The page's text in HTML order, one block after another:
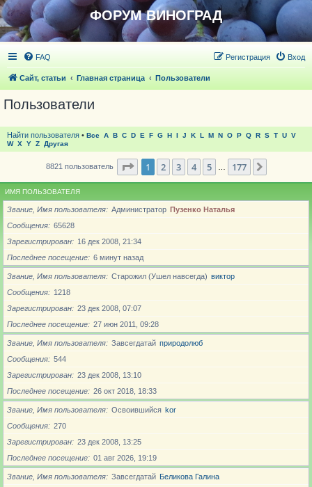
ФОРУМ ВИНОГРАД
FAQ Вход
Регистрация
Сайт, статьи Главная страница Пользователи
Пользователи
Найти пользователя • Все A B C D E F G H I J K L M N O P Q R S T U V
W X Y Z Другая
8821 пользователь Страница из 177
1 2 3 4 5 177
ИМЯ ПОЛЬЗОВАТЕЛЯ
Звание, Имя пользователя Администратор Пузенко Наталья
Сообщения
65628
Зарегистрирован
16 дек 2008, 21:34
Последнее посещение
6 минут назад
Звание, Имя пользователя Старожил (Ушел навсегда) виктор
Сообщения
1218
Зарегистрирован
23 дек 2008, 07:07
Последнее посещение
27 июн 2011, 09:28
Звание, Имя пользователя Завсегдатай природолюб
Сообщения
544
Зарегистрирован
23 дек 2008, 13:10
Последнее посещение
26 окт 2018, 18:33
Звание, Имя пользователя Освоившийся kor
Сообщения
270
Зарегистрирован
23 дек 2008, 13:25
Последнее посещение
01 авг 2026, 19:19
Звание, Имя пользователя Завсегдатай Беликова Галина